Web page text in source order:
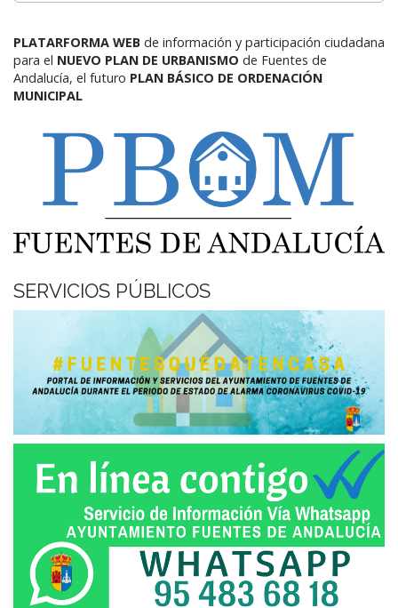
PLATARFORMA WEB de información y participación ciudadana
para el NUEVO PLAN DE URBANISMO de Fuentes de
Andalucía, el futuro PLAN BÁSICO DE ORDENACIÓN
MUNICIPAL
SERVICIOS PÚBLICOS